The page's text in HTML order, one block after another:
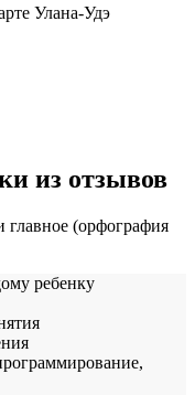
Улана-Удэ
из отзывов
(орфография
ребенку